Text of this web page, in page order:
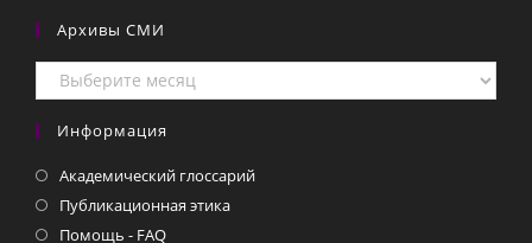
Архивы СМИ
Архивы
СМИ
Информация
Академический глоссарий
Публикационная этика
Помощь - FAQ